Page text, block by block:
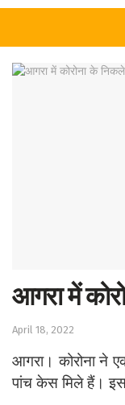
आगरा में
April 18, 2022
आगरा। कोरोना ने
पांच केस मिले हैं।